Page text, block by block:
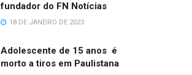
fundador do FN Notícias
18 DE JANEIRO DE 2023
Adolescente de 15 anos é
morto a tiros em Paulistana